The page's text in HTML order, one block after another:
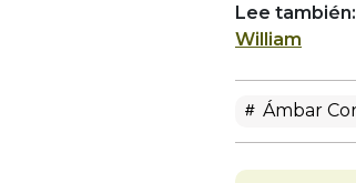
Lee también:
William
Ámbar